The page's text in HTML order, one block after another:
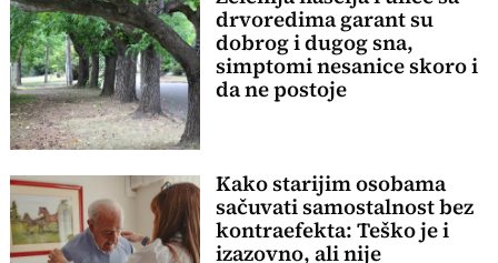
drvoredima garant su
dobrog i dugog sna,
simptomi nesanice skoro i
da ne postoje
Kako starijim osobama
sačuvati samostalnost bez
kontraefekta: Teško je i
izazovno, ali nije